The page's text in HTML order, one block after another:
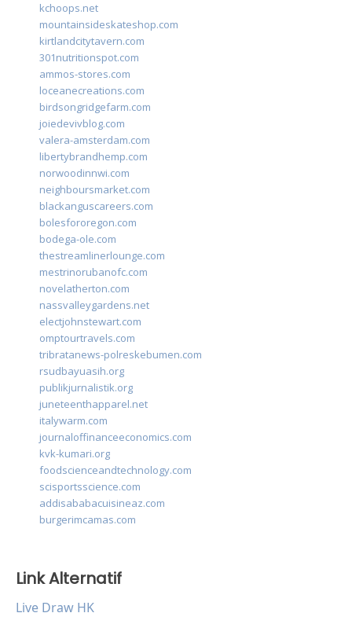
kchoops.net
mountainsideskateshop.com
kirtlandcitytavern.com
301nutritionspot.com
ammos-stores.com
loceanecreations.com
birdsongridgefarm.com
joiedevivblog.com
valera-amsterdam.com
libertybrandhemp.com
norwoodinnwi.com
neighboursmarket.com
blackanguscareers.com
bolesfororegon.com
bodega-ole.com
thestreamlinerlounge.com
mestrinorubanofc.com
novelatherton.com
nassvalleygardens.net
electjohnstewart.com
omptourtravels.com
tribratanews-polreskebumen.com
rsudbayuasih.org
publikjurnalistik.org
juneteenthapparel.net
italywarm.com
journaloffinanceeconomics.com
kvk-kumari.org
foodscienceandtechnology.com
scisportsscience.com
addisababacuisineaz.com
burgerimcamas.com
Link Alternatif
Live Draw HK